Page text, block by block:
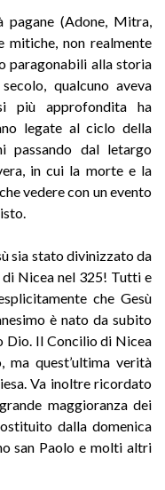
(Adone, Mitra,
mitiche, non realmente
paragonabili alla storia
qualcuno aveva
più approfondita ha
legate al ciclo della
passando dal letargo
in cui la morte e la
vedere con un evento
sia stato divinizzato da
Nicea nel 325! Tutti e
che Gesù
è nato da subito
Dio. Il Concilio di Nicea
quest’ultima verità
Va inoltre ricordato
maggioranza dei
dalla domenica
san Paolo e molti altri